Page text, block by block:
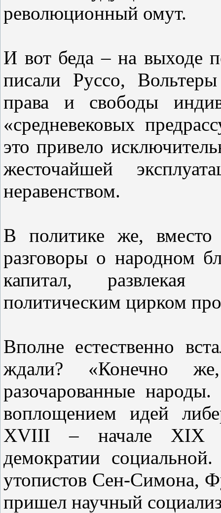
революционный омут.
И вот беда – на выходе
писали Руссо,
права и свободы
«средневековых
это привело
жесточайшей
неравенством.
В политике же,
разговоры о народном
капитал,
политическим цирком
Вполне естественно
ждали? «Конечно
разочарованные
воплощением идей
XVIII – начале XIX
демократии
утопистов Сен-Симона,
пришел научный